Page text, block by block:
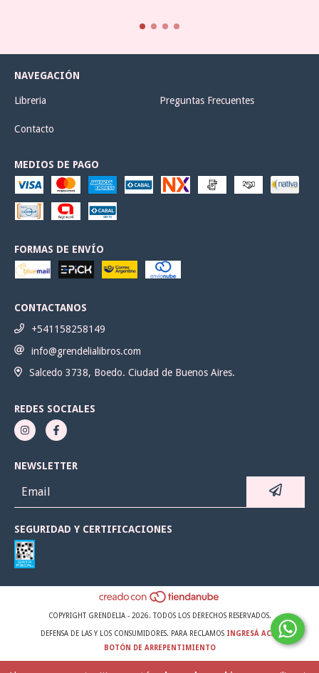
NAVEGACIÓN
Libreria Preguntas Frecuentes
Contacto
MEDIOS DE PAGO
FORMAS DE ENVÍO
CONTACTANOS
+541158258149
info@grendelialibros.com
Salcedo 3738, Boedo. Ciudad de Buenos Aires.
REDES SOCIALES
NEWSLETTER
SEGURIDAD Y CERTIFICACIONES
COPYRIGHT GRENDELIA - 2026. TODOS LOS DERECHOS RESERVADOS.
DEFENSA DE LAS Y LOS CONSUMIDORES. PARA RECLAMOS INGRESÁ ACÁ.
BOTÓN DE ARREPENTIMIENTO